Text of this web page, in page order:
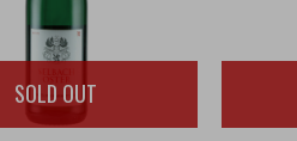
SOLD OUT